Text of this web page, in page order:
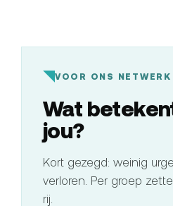
VOOR ONS NETWERK
Wat
jou?
Kort gezegd: weinig
verloren. Per groep
rij.